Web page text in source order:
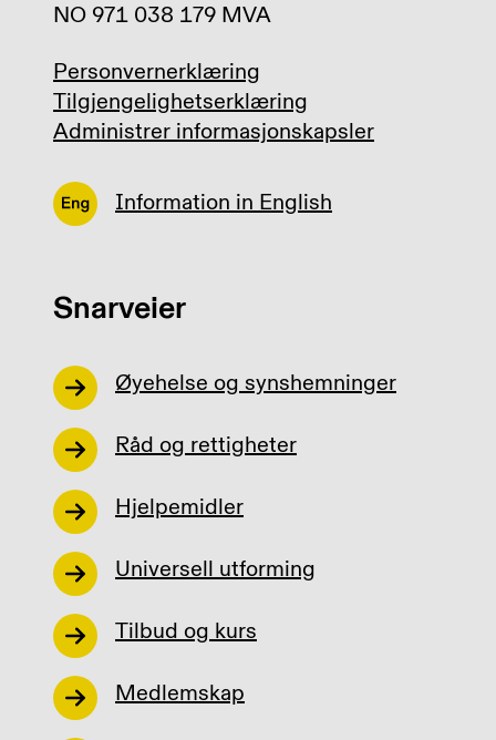
NO 971 038 179 MVA
Personvernerklæring
Tilgjengelighetserklæring
Administrer informasjonskapsler
Information in English
Snarveier
Øyehelse og synshemninger
Råd og rettigheter
Hjelpemidler
Universell utforming
Tilbud og kurs
Medlemskap